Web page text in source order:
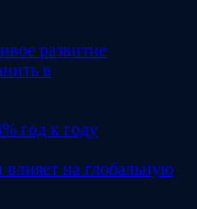
развитие
в
год к году
на глобальную